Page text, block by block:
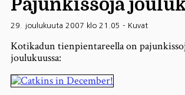
Pajunkissoja
29. joulukuuta 2007 klo 21.05 - Kuvat
Kotikadun tienpientareella on
joulukuussa: